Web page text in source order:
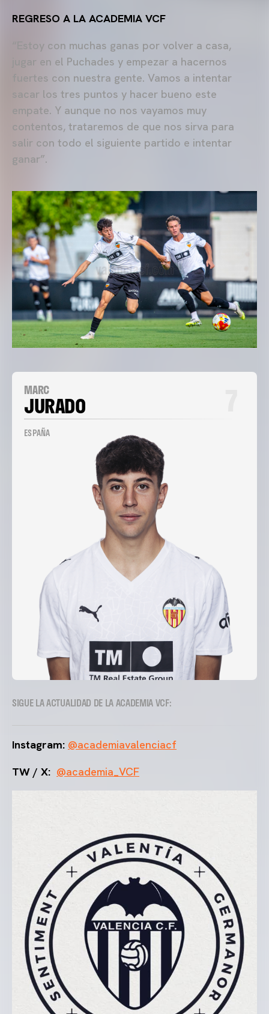
REGRESO A LA ACADEMIA VCF
“Estoy con muchas ganas por volver a casa,
jugar en el Puchades y empezar a hacernos
fuertes con nuestra gente. Vamos a intentar
sacar los tres puntos y hacer bueno este
empate. Y aunque no nos vayamos muy
contentos, trataremos de que nos sirva para
salir con todo el siguiente partido e intentar
ganar”.
MARC
JURADO
ESPAÑA
SIGUE LA ACTUALIDAD DE LA ACADEMIA VCF:
Instagram: @academiavalenciacf
TW / X: @academia_VCF